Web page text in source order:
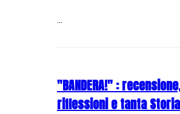
...
"BANDERA!" :
riflessioni e tanta Storia